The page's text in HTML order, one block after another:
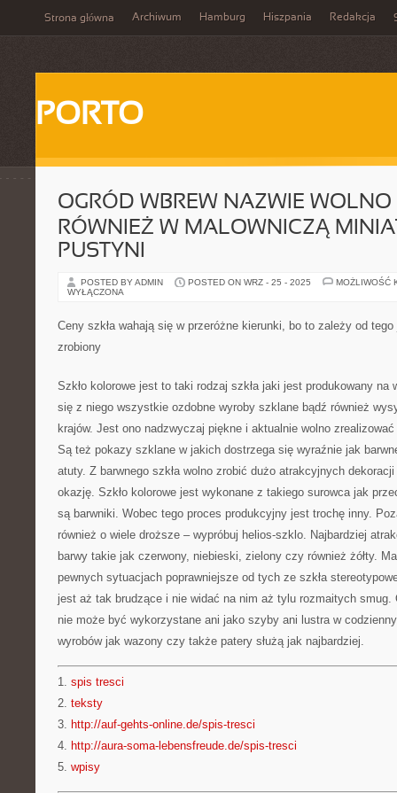
Strona główna Archiwum Hamburg Hiszpania Redakcja
PORTO
OGRÓD WBREW NAZWIE
RÓWNIEŻ W MALOWNICZĄ
PUSTYNI
POSTED BY ADMIN POSTED ON WRZ - 25 - 2025
MOŻLIWOŚĆ
WYŁĄCZONA
Ceny szkła wahają się w przeróżne kierunki, bo to zależy od
zrobiony
Szkło kolorowe jest to taki rodzaj szkła jaki jest produkowany na
się z niego wszystkie ozdobne wyroby szklane bądź również
krajów. Jest ono nadzwyczaj piękne i aktualnie wolno
Są też pokazy szklane w jakich dostrzega się wyraźnie jak
atuty. Z barwnego szkła wolno zrobić dużo atrakcyjnych
okazję. Szkło kolorowe jest wykonane z takiego surowca jak
są barwniki. Wobec tego proces produkcyjny jest trochę inny.
również o wiele droższe – wypróbuj helios-szklo. Najbardziej
barwy takie jak czerwony, niebieski, zielony czy również żółty.
pewnych sytuacjach poprawniejsze od tych ze szkła
jest aż tak brudzące i nie widać na nim aż tylu rozmaitych smug.
nie może być wykorzystane ani jako szyby ani lustra w
wyrobów jak wazony czy także patery służą jak najbardziej.
1. spis tresci
2. teksty
3. http://auf-gehts-online.de/spis-tresci
4. http://aura-soma-lebensfreude.de/spis-tresci
5. wpisy